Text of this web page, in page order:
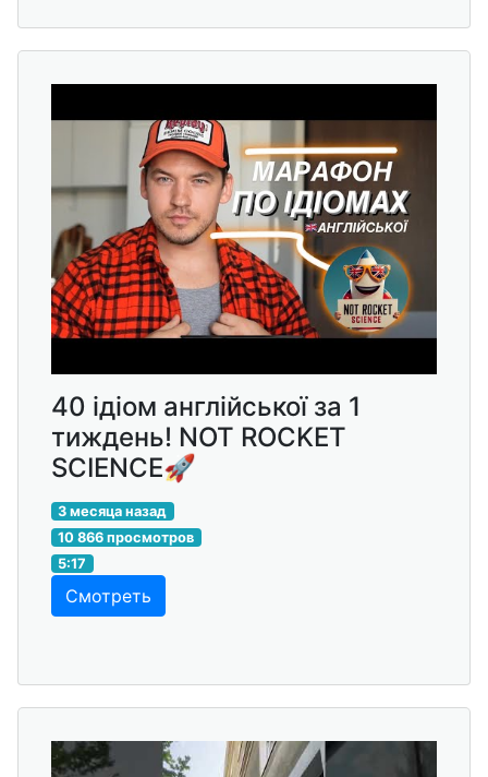
40 ідіом англійської за 1
тиждень! NOT ROCKET
SCIENCE🚀
3 месяца назад
10 866 просмотров
5:17
Смотреть